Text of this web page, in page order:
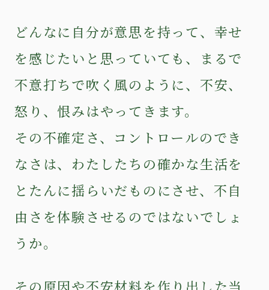
どんなに自分が意思を持って、幸せ
を感じたいと思っていても、まるで
不意打ちで吹く風のように、不安、
怒り、恨みはやってきます。
その不確定さ、コントロールのでき
なさは、わたしたちの確かな生活を
とたんに揺らいだものにさせ、不自
由さを体験させるのではないでしょ
うか。